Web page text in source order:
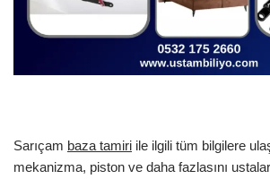
Sarıçam baza tamiri ile ilgili tüm bilgilere
mekanizma, piston ve daha fazlasını